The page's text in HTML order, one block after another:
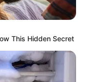
This Hidden Secret